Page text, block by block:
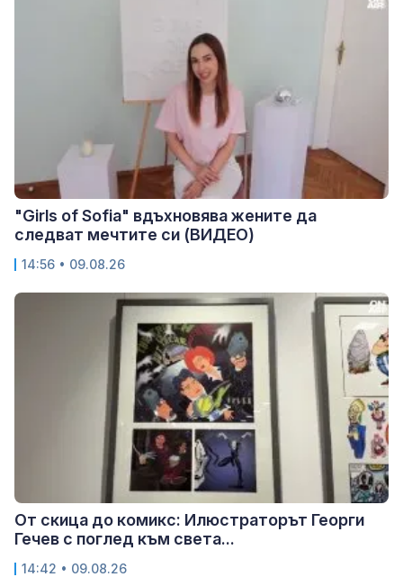
"Girls of Sofia" вдъхновява жените да
следват мечтите си (ВИДЕО)
14:56 • 09.08.26
От скица до комикс: Илюстраторът Георги
Гечев с поглед към света...
14:42 • 09.08.26